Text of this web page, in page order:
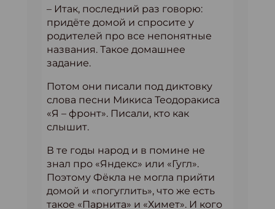
– Итак, последний раз говорю:
придёте домой и спросите у
родителей про все непонятные
названия. Такое домашнее
задание.
Потом они писали под диктовку
слова песни Микиса Теодоракиса
«Я – фронт». Писали, кто как
слышит.
В те годы народ и в помине не
знал про «Яндекс» или «Гугл».
Поэтому Фёкла не могла прийти
домой и «погуглить», что же есть
такое «Парнита» и «Химет». И кого